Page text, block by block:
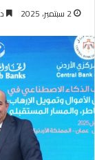
2 سبتمبر، 2025